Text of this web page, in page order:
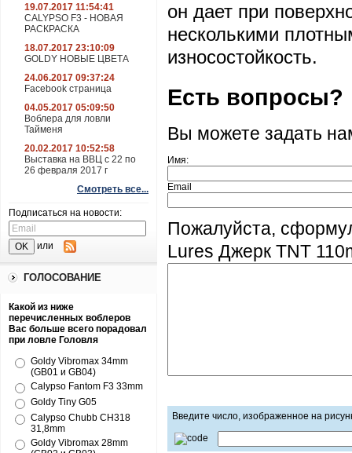
19.07.2017 11:54:41
CALYPSO F3 - НОВАЯ
РАСКРАСКА
18.07.2017 23:10:09
GOLDY НОВЫЕ ЦВЕТА
24.06.2017 09:37:24
Facebook страница
04.05.2017 05:09:50
Воблера для ловли
Тайменя
20.02.2017 10:52:58
Выставка на ВВЦ с 22 по
26 февраля 2017 г
Смотреть все...
Подписаться на новости:
или
ГОЛОСОВАНИЕ
Какой из ниже
перечисленных воблеров
Вас больше всего порадовал
при ловле Головля
Goldy Vibromax 34mm
(GB01 и GB04)
Calypso Fantom F3 33mm
Goldy Tiny G05
Calypso Chubb CH318
31,8mm
Goldy Vibromax 28mm
он дает при
несколькими
износостойкость.
Есть вопросы?
Вы можете задать
Имя:
Email
Пожалуйста,
Lures Джерк TNT
Введите число, изображенное на